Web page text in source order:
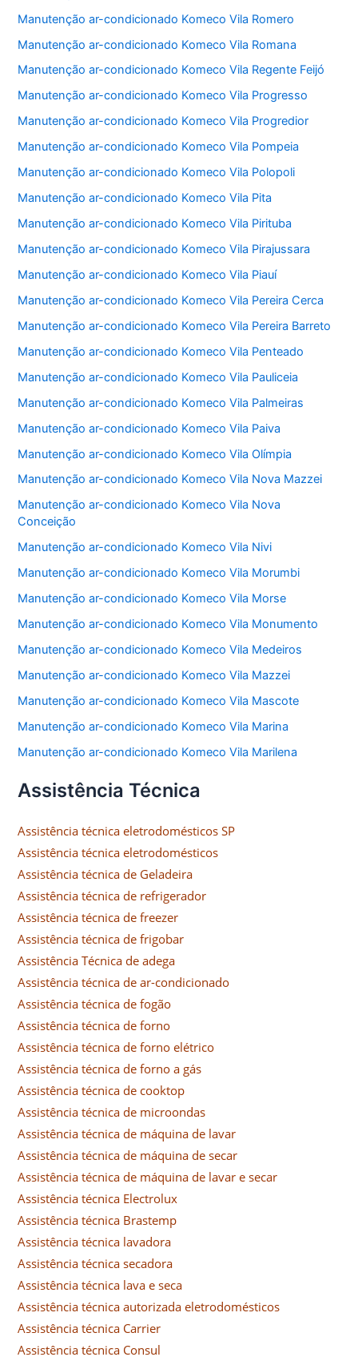
Manutenção ar-condicionado Komeco Vila Romero
Manutenção ar-condicionado Komeco Vila Romana
Manutenção ar-condicionado Komeco Vila Regente Feijó
Manutenção ar-condicionado Komeco Vila Progresso
Manutenção ar-condicionado Komeco Vila Progredior
Manutenção ar-condicionado Komeco Vila Pompeia
Manutenção ar-condicionado Komeco Vila Polopoli
Manutenção ar-condicionado Komeco Vila Pita
Manutenção ar-condicionado Komeco Vila Pirituba
Manutenção ar-condicionado Komeco Vila Pirajussara
Manutenção ar-condicionado Komeco Vila Piauí
Manutenção ar-condicionado Komeco Vila Pereira Cerca
Manutenção ar-condicionado Komeco Vila Pereira Barreto
Manutenção ar-condicionado Komeco Vila Penteado
Manutenção ar-condicionado Komeco Vila Pauliceia
Manutenção ar-condicionado Komeco Vila Palmeiras
Manutenção ar-condicionado Komeco Vila Paiva
Manutenção ar-condicionado Komeco Vila Olímpia
Manutenção ar-condicionado Komeco Vila Nova Mazzei
Manutenção ar-condicionado Komeco Vila Nova
Conceição
Manutenção ar-condicionado Komeco Vila Nivi
Manutenção ar-condicionado Komeco Vila Morumbi
Manutenção ar-condicionado Komeco Vila Morse
Manutenção ar-condicionado Komeco Vila Monumento
Manutenção ar-condicionado Komeco Vila Medeiros
Manutenção ar-condicionado Komeco Vila Mazzei
Manutenção ar-condicionado Komeco Vila Mascote
Manutenção ar-condicionado Komeco Vila Marina
Manutenção ar-condicionado Komeco Vila Marilena
Assistência Técnica
Assistência técnica eletrodomésticos SP
Assistência técnica eletrodomésticos
Assistência técnica de Geladeira
Assistência técnica de refrigerador
Assistência técnica de freezer
Assistência técnica de frigobar
Assistência Técnica de adega
Assistência técnica de ar-condicionado
Assistência técnica de fogão
Assistência técnica de forno
Assistência técnica de forno elétrico
Assistência técnica de forno a gás
Assistência técnica de cooktop
Assistência técnica de microondas
Assistência técnica de máquina de lavar
Assistência técnica de máquina de secar
Assistência técnica de máquina de lavar e secar
Assistência técnica Electrolux
Assistência técnica Brastemp
Assistência técnica lavadora
Assistência técnica secadora
Assistência técnica lava e seca
Assistência técnica autorizada eletrodomésticos
Assistência técnica Carrier
Assistência técnica Consul